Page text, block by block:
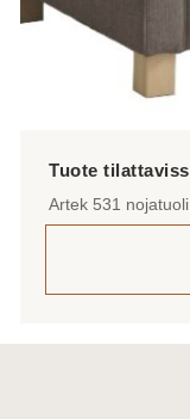
Artek 531 nojatuoli